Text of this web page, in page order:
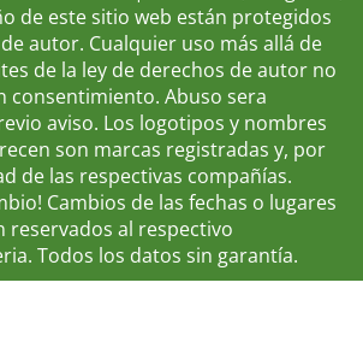
de este sitio web están protegidos
autor. Cualquier uso más allá de
de la ley de derechos de autor no
consentimiento. Abuso sera
aviso. Los logotipos y nombres
son marcas registradas y, por
de las respectivas compañías.
Cambios de las fechas o lugares
reservados al respectivo
Todos los datos sin garantía.